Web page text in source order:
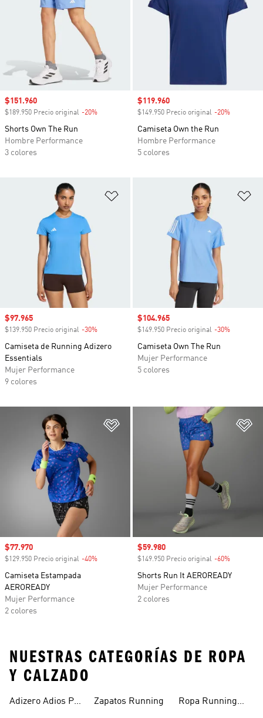
Precio de venta
$151.960
$189.950 Precio original -20%
Shorts Own The Run
Hombre Performance
3 colores
Precio de venta
$119.960
$149.950 Precio original -20%
Camiseta Own the Run
Hombre Performance
5 colores
Añadir a la lista de deseos
Precio de venta
$97.965
$139.950 Precio original -30%
Camiseta de Running Adizero
Essentials
Mujer Performance
9 colores
Precio de venta
$104.965
$149.950 Precio original -30%
Camiseta Own The Run
Mujer Performance
5 colores
Añadir a la lista de deseos
Precio de venta
$77.970
$129.950 Precio original -40%
Camiseta Estampada
AEROREADY
Mujer Performance
2 colores
Precio de venta
$59.980
$149.950 Precio original -60%
Shorts Run It AEROREADY
Mujer Performance
2 colores
NUESTRAS CATEGORÍAS DE ROPA
Y CALZADO
Adizero Adios Pro
Zapatos Running
Ropa Running